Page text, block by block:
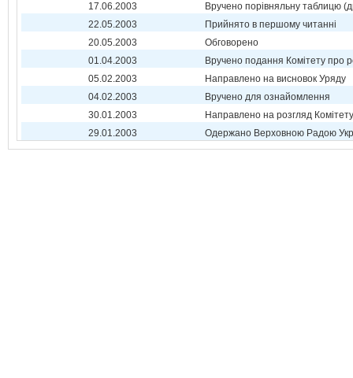
17.06.2003
Вручено порівняльну таблицю
22.05.2003
Прийнято в першому читанні
20.05.2003
Обговорено
01.04.2003
Вручено подання Комітету про
05.02.2003
Направлено на висновок Уряду
04.02.2003
Вручено для ознайомлення
30.01.2003
Направлено на розгляд Комітету
29.01.2003
Одержано Верховною Радою